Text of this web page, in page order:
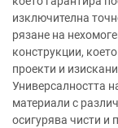
изключителна
рязане на
конструкции,
проекти и
Универсалността
материали с
осигурява чисти и